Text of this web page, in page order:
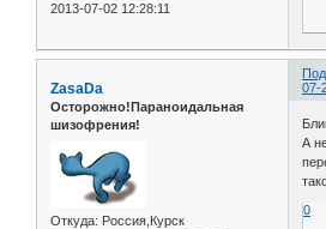
2013-07-02 12:28:11
07-
ZasaDa
Осторожно!Параноидальная
шизофрения!
Откуда: Россия,Курск
А
0